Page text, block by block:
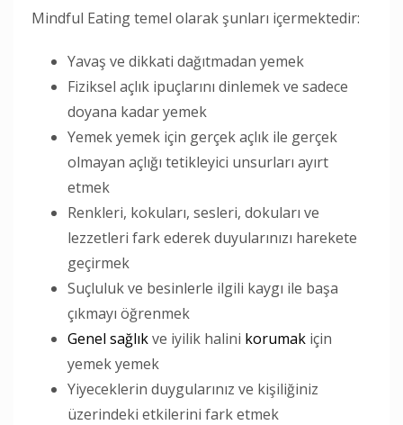
Mindful Eating temel olarak şunları içermektedir:
Yavaş ve dikkati dağıtmadan yemek
Fiziksel açlık ipuçlarını dinlemek ve sadece
doyana kadar yemek
Yemek yemek için gerçek açlık ile gerçek
olmayan açlığı tetikleyici unsurları ayırt
etmek
Renkleri, kokuları, sesleri, dokuları ve
lezzetleri fark ederek duyularınızı harekete
geçirmek
Suçluluk ve besinlerle ilgili kaygı ile başa
çıkmayı öğrenmek
Genel sağlıkve iyilik halini korumak için
yemek yemek
Yiyeceklerin duygularınız ve kişiliğiniz
üzerindeki etkilerini fark etmek